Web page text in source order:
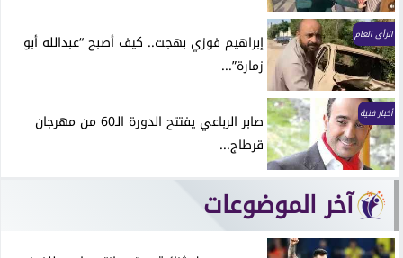
الرأي العام
إبراهيم فوزي بهجت.. كيف أصبح “عبدالله أبو
زمارة”...
أخبار فنية
صابر الرباعي يفتتح الدورة الـ60 من مهرجان
قرطاج...
آخر الموضوعات